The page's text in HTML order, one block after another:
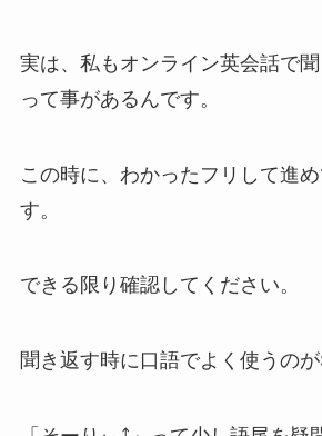
実は、私もオンライン英会話で
って事があるんです。
この時に、わかったフリして進
す。
できる限り確認してください。
聞き返す時に口語でよく使うのが